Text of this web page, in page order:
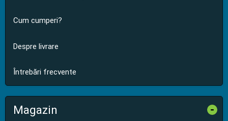
Cum cumperi?
Despre livrare
Întrebări frecvente
Magazin -